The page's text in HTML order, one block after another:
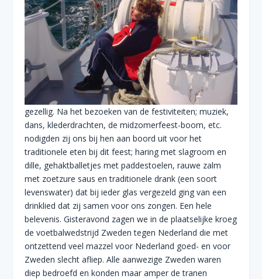
gezellig. Na het bezoeken van de festiviteiten; muziek,
dans, klederdrachten, de midzomerfeest-boom, etc.
nodigden zij ons bij hen aan boord uit voor het
traditionele eten bij dit feest; haring met slagroom en
dille, gehaktballetjes met paddestoelen, rauwe zalm
met zoetzure saus en traditionele drank (een soort
levenswater) dat bij ieder glas vergezeld ging van een
drinklied dat zij samen voor ons zongen. Een hele
belevenis. Gisteravond zagen we in de plaatselijke kroeg
de voetbalwedstrijd Zweden tegen Nederland die met
ontzettend veel mazzel voor Nederland goed- en voor
Zweden slecht afliep. Alle aanwezige Zweden waren
diep bedroefd en konden maar amper de tranen